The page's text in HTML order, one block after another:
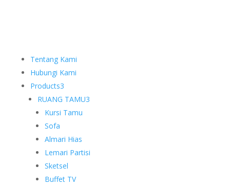
Tentang Kami
Hubungi Kami
Products3
RUANG TAMU3
Kursi Tamu
Sofa
Almari Hias
Lemari Partisi
Sketsel
Buffet TV